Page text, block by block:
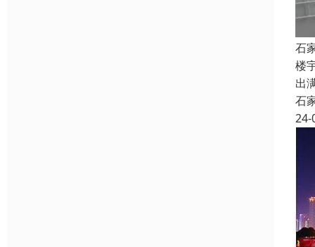
石
楼
出
石
24-